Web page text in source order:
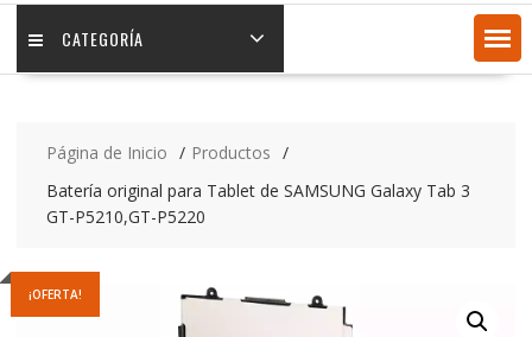
CATEGORÍA
Página de Inicio
Productos
Batería original para Tablet de SAMSUNG Galaxy Tab 3
GT-P5210,GT-P5220
¡OFERTA!